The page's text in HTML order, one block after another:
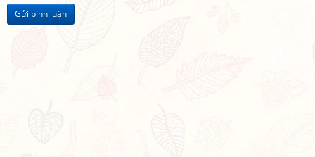
Gửi bình luận